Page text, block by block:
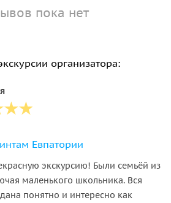
пока нет
организатора:
Евпатории
экскурсию! Были семьёй из
маленького школьника. Вся
понятно и интересно как